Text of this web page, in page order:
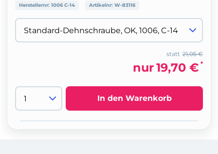
Herstellernr: 1006 C-14 Artikelnr: W-83116
21,05 €
statt
nur19,70 € *
In den Warenkorb